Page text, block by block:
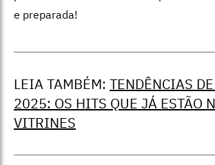
e preparada!
LEIA TAMBÉM: TENDÊNCIAS
2025: OS HITS QUE JÁ ESTÃO
VITRINES